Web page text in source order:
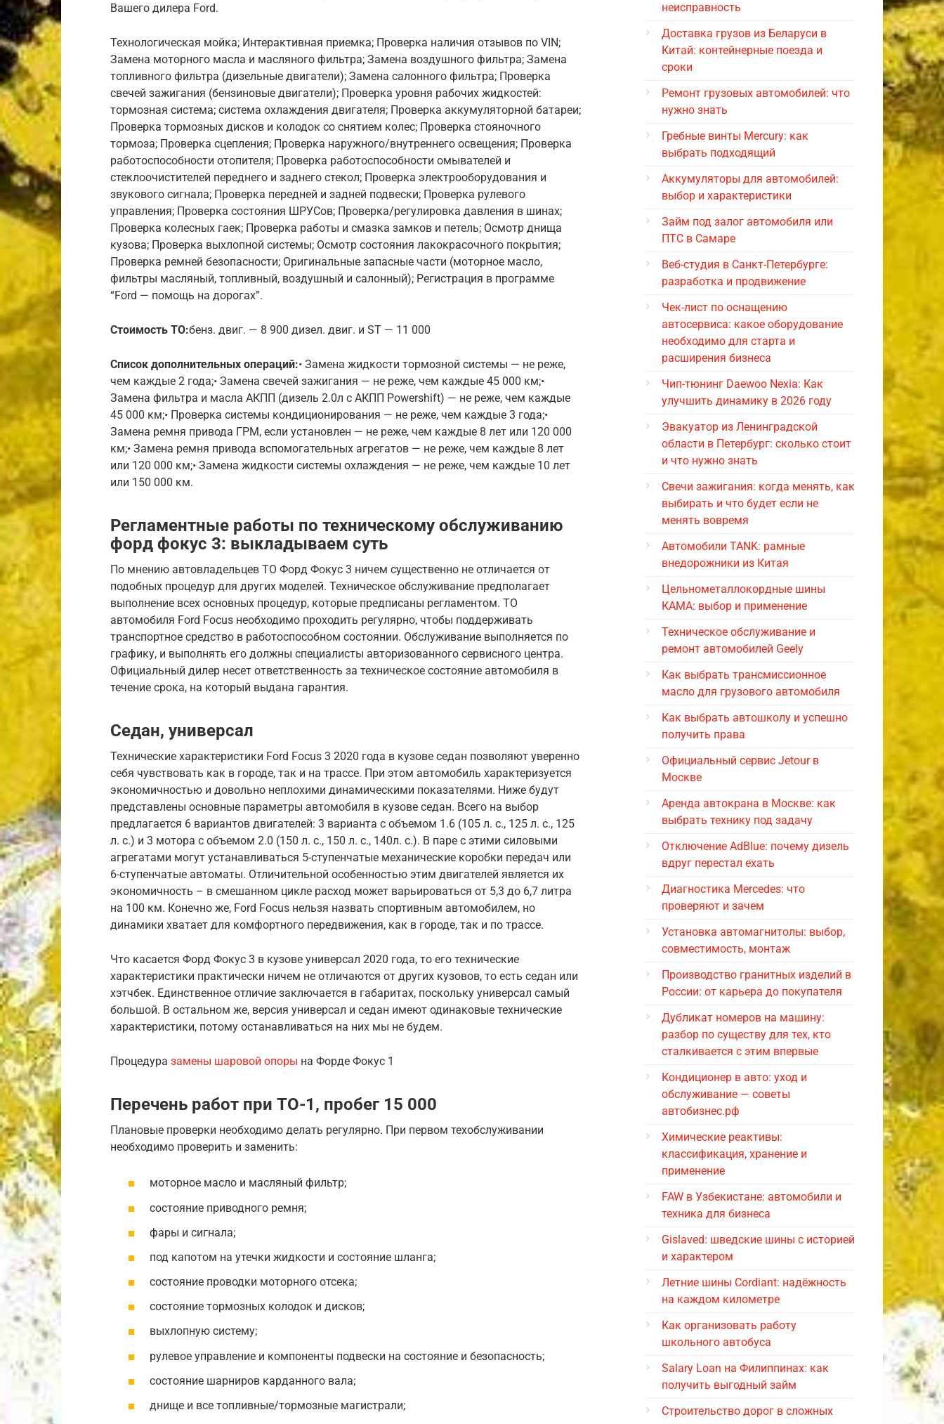
Вашего дилера Ford.
Технологическая мойка; Интерактивная приемка; Проверка наличия отзывов по VIN;
Замена моторного масла и масляного фильтра; Замена воздушного фильтра; Замена
топливного фильтра (дизельные двигатели); Замена салонного фильтра; Проверка
свечей зажигания (бензиновые двигатели); Проверка уровня рабочих жидкостей:
тормозная система; система охлаждения двигателя; Проверка аккумуляторной батареи;
Проверка тормозных дисков и колодок со снятием колес; Проверка стояночного
тормоза; Проверка сцепления; Проверка наружного/внутреннего освещения; Проверка
работоспособности отопителя; Проверка работоспособности омывателей и
стеклоочистителей переднего и заднего стекол; Проверка электрооборудования и
звукового сигнала; Проверка передней и задней подвески; Проверка рулевого
управления; Проверка состояния ШРУСов; Проверка/регулировка давления в шинах;
Проверка колесных гаек; Проверка работы и смазка замков и петель; Осмотр днища
кузова; Проверка выхлопной системы; Осмотр состояния лакокрасочного покрытия;
Проверка ремней безопасности; Оригинальные запасные части (моторное масло,
фильтры масляный, топливный, воздушный и салонный); Регистрация в программе
“Ford — помощь на дорогах”.
Стоимость ТО:бенз. двиг. — 8 900 дизел. двиг. и ST — 11 000
Список дополнительных операций:• Замена жидкости тормозной системы — не реже,
чем каждые 2 года;• Замена свечей зажигания — не реже, чем каждые 45 000 км;•
Замена фильтра и масла АКПП (дизель 2.0л с АКПП Powershift) — не реже, чем каждые
45 000 км;• Проверка системы кондиционирования — не реже, чем каждые 3 года;•
Замена ремня привода ГРМ, если установлен — не реже, чем каждые 8 лет или 120 000
км;• Замена ремня привода вспомогательных агрегатов — не реже, чем каждые 8 лет
или 120 000 км;• Замена жидкости системы охлаждения — не реже, чем каждые 10 лет
или 150 000 км.
Регламентные работы по техническому обслуживанию
форд фокус 3: выкладываем суть
По мнению автовладельцев ТО Форд Фокус 3 ничем существенно не отличается от
подобных процедур для других моделей. Техническое обслуживание предполагает
выполнение всех основных процедур, которые предписаны регламентом. ТО
автомобиля Ford Focus необходимо проходить регулярно, чтобы поддерживать
транспортное средство в работоспособном состоянии. Обслуживание выполняется по
графику, и выполнять его должны специалисты авторизованного сервисного центра.
Официальный дилер несет ответственность за техническое состояние автомобиля в
течение срока, на который выдана гарантия.
Седан, универсал
Технические характеристики Ford Focus 3 2020 года в кузове седан позволяют уверенно
себя чувствовать как в городе, так и на трассе. При этом автомобиль характеризуется
экономичностью и довольно неплохими динамическими показателями. Ниже будут
представлены основные параметры автомобиля в кузове седан. Всего на выбор
предлагается 6 вариантов двигателей: 3 варианта с объемом 1.6 (105 л. с., 125 л. с., 125
л. с.) и 3 мотора с объемом 2.0 (150 л. с., 150 л. с., 140л. с.). В паре с этими силовыми
агрегатами могут устанавливаться 5-ступенчатые механические коробки передач или
6-ступенчатые автоматы. Отличительной особенностью этим двигателей является их
экономичность – в смешанном цикле расход может варьироваться от 5,3 до 6,7 литра
на 100 км. Конечно же, Ford Focus нельзя назвать спортивным автомобилем, но
динамики хватает для комфортного передвижения, как в городе, так и по трассе.
Что касается Форд Фокус 3 в кузове универсал 2020 года, то его технические
характеристики практически ничем не отличаются от других кузовов, то есть седан или
хэтчбек. Единственное отличие заключается в габаритах, поскольку универсал самый
большой. В остальном же, версия универсал и седан имеют одинаковые технические
характеристики, потому останавливаться на них мы не будем.
Процедура замены шаровой опоры на Форде Фокус 1
Перечень работ при ТО-1, пробег 15 000
Плановые проверки необходимо делать регулярно. При первом техобслуживании
необходимо проверить и заменить:
моторное масло и масляный фильтр;
состояние приводного ремня;
фары и сигнала;
под капотом на утечки жидкости и состояние шланга;
состояние проводки моторного отсека;
состояние тормозных колодок и дисков;
выхлопную систему;
рулевое управление и компоненты подвески на состояние и безопасность;
состояние шарниров карданного вала;
днище и все топливные/тормозные магистрали;
неисправность
Доставка грузов из Беларуси в
Китай: контейнерные поезда и
сроки
Ремонт грузовых автомобилей: что
нужно знать
Гребные винты Mercury: как
выбрать подходящий
Аккумуляторы для автомобилей:
выбор и характеристики
Займ под залог автомобиля или
ПТС в Самаре
Веб-студия в Санкт-Петербурге:
разработка и продвижение
Чек-лист по оснащению
автосервиса: какое оборудование
необходимо для старта и
расширения бизнеса
Чип-тюнинг Daewoo Nexia: Как
улучшить динамику в 2026 году
Эвакуатор из Ленинградской
области в Петербург: сколько стоит
и что нужно знать
Свечи зажигания: когда менять, как
выбирать и что будет если не
менять вовремя
Автомобили TANK: рамные
внедорожники из Китая
Цельнометаллокордные шины
КАМА: выбор и применение
Техническое обслуживание и
ремонт автомобилей Geely
Как выбрать трансмиссионное
масло для грузового автомобиля
Как выбрать автошколу и успешно
получить права
Официальный сервис Jetour в
Москве
Аренда автокрана в Москве: как
выбрать технику под задачу
Отключение AdBlue: почему дизель
вдруг перестал ехать
Диагностика Mercedes: что
проверяют и зачем
Установка автомагнитолы: выбор,
совместимость, монтаж
Производство гранитных изделий в
России: от карьера до покупателя
Дубликат номеров на машину:
разбор по существу для тех, кто
сталкивается с этим впервые
Кондиционер в авто: уход и
обслуживание — советы
автобизнес.рф
Химические реактивы:
классификация, хранение и
применение
FAW в Узбекистане: автомобили и
техника для бизнеса
Gislaved: шведские шины с историей
и характером
Летние шины Cordiant: надёжность
на каждом километре
Как организовать работу
школьного автобуса
Salary Loan на Филиппинах: как
получить выгодный займ
Строительство дорог в сложных